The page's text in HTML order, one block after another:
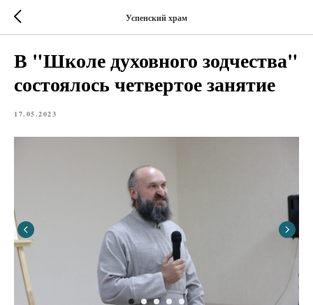
Успенский храм
В "Школе духовного зодчества"
состоялось четвертое занятие
17.05.2023